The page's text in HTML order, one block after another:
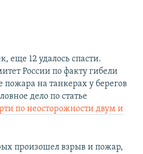
еще 12 удалось спасти.
России по факту гибели
пожара на танкерах у берегов
дело по статье
по неосторожности двум и
произошел взрыв и пожар,